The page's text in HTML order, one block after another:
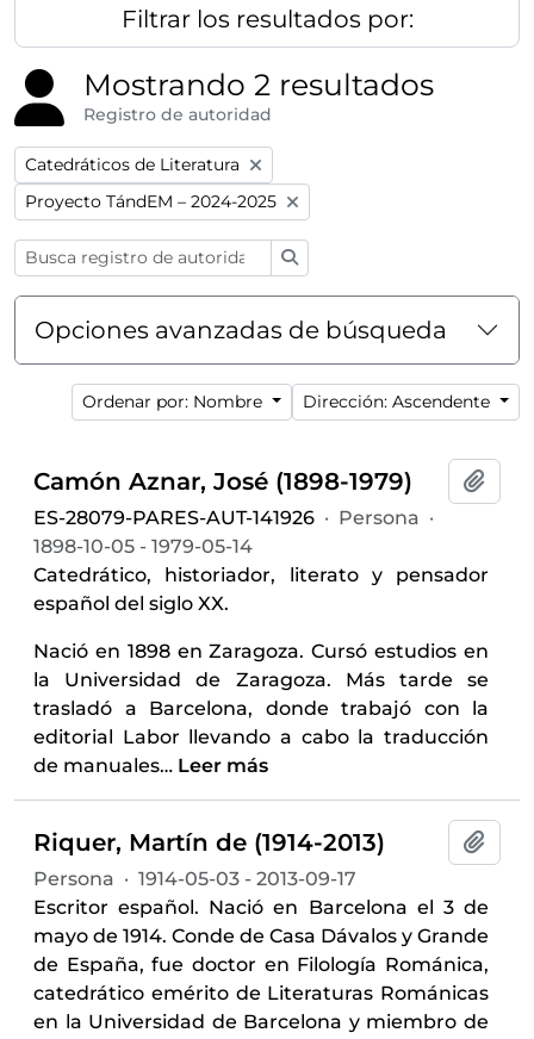
Filtrar los resultados por:
Mostrando 2 resultados
Registro de autoridad
Remove filter:
Catedráticos de Literatura
Remove filter:
Proyecto TándEM – 2024-2025
Opciones avanzadas de búsqueda
Ordenar por: Nombre Dirección: Ascendente
Camón Aznar, José (1898-1979)
ES-28079-PARES-AUT-141926 · Persona ·
1898-10-05 - 1979-05-14
Catedrático, historiador, literato y pensador
español del siglo XX.
Nació en 1898 en Zaragoza. Cursó estudios en
la Universidad de Zaragoza. Más tarde se
trasladó a Barcelona, donde trabajó con la
editorial Labor llevando a cabo la traducción
de manuales… Leer más
Riquer, Martín de (1914-2013)
Persona · 1914-05-03 - 2013-09-17
Escritor español. Nació en Barcelona el 3 de
mayo de 1914. Conde de Casa Dávalos y Grande
de España, fue doctor en Filología Románica,
catedrático emérito de Literaturas Románicas
en la Universidad de Barcelona y miembro de